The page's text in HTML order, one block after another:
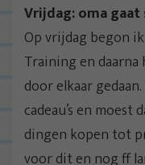
Vrijdag: oma gaat
Op vrijdag begon
Training en
door elkaar
cadeau’s en moest
dingen kopen tot
voor dit en nog ff